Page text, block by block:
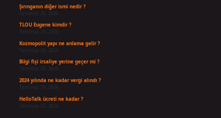
Şırınganın diğer ismi nedir ?
TLOU Eugene kimdir ?
Temmuz 29, 2026
Kozmopolit yapı ne anlama gelir ?
Bilgi fişi irsaliye yerine geçer mi ?
Temmuz 25, 2026
2024 yılında ne kadar vergi alındı ?
HelloTalk ücreti ne kadar ?